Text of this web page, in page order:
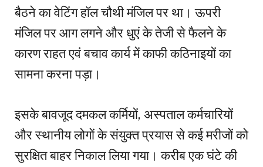
बैठने का वेटिंग हॉल चौथी मंजिल पर था। ऊपरी
मंजिल पर आग लगने और धुएं के तेजी से फैलने के
कारण राहत एवं बचाव कार्य में काफी कठिनाइयों का
सामना करना पड़ा।
इसके बावजूद दमकल कर्मियों, अस्पताल कर्मचारियों
और स्थानीय लोगों के संयुक्त प्रयास से कई मरीजों को
सुरक्षित बाहर निकाल लिया गया। करीब एक घंटे की